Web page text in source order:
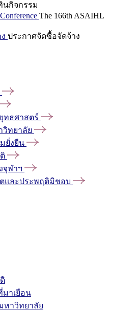
นกิจกรรม
The 166th ASAIHL
ประกาศจัดซื้อจัดจ้าง
ทธศาสตร์
ทยาลัย
ยั่งยืน
จุฬาฯ
ตและประพฤติมิชอบ
าเยือน
หาวิทยาลัย